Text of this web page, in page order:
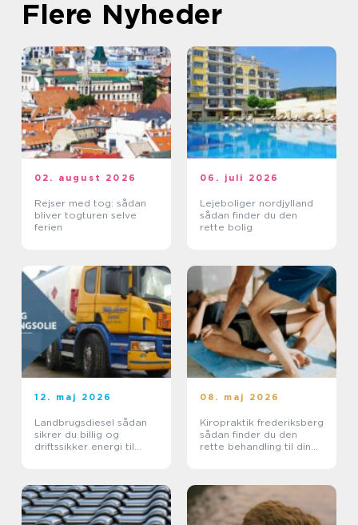
Flere Nyheder
02. august 2026
Rejser med tog: sådan
bliver togturen selve
ferien
06. juli 2026
Lejeboliger nordjylland
sådan finder du den
rette bolig
12. maj 2026
Landbrugsdiesel sådan
sikrer du billig og
driftssikker energi til
08. maj 2026
Kiropraktik frederiksberg
sådan finder du den
rette behandling til din